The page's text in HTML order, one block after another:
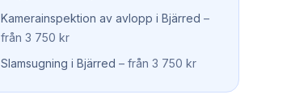
Kamerainspektion av avlopp i Bjärred –
från 3 750 kr
Slamsugning i Bjärred – från 3 750 kr